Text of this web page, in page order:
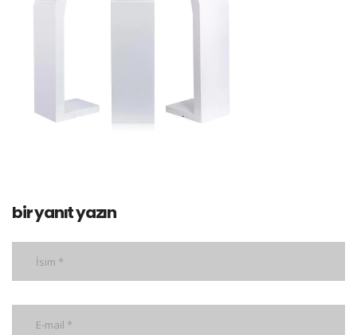
bir yanıt yazın